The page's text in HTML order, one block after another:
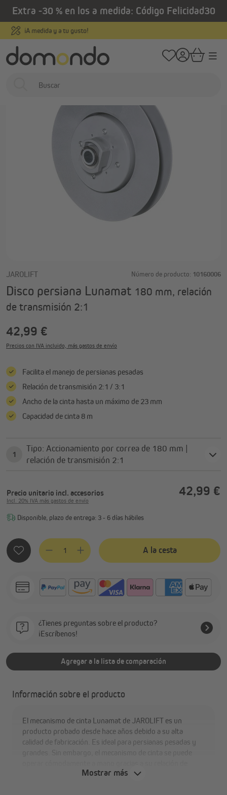
principal
Extra -30 % en los a medida: Código Felicidad30
Pago fácil y 100 % seguro
Home Estores exteriores / Persianas / Accesorios y piezas de repuesto
JAROLIFT Número de producto: 10160006
Disco persiana Lunamat 180 mm, relación
de transmisión 2:1
42,99 €
Precios con IVA incluido, más gastos de envío
Facilita el manejo de persianas pesadas
Relación de transmisión 2:1 / 3:1
Ancho de la cinta hasta un máximo de 23 mm
Capacidad de cinta 8 m
1
Tipo: Accionamiento por correa de 180 mm |
relación de transmisión 2:1
Precio unitario incl. accesorios 42,99 €
Incl. 20% IVA más gastos de envío
Disponible, plazo de entrega: 3 - 6 días hábiles
Cantidad del producto: introduce la cantidad deseada o
A la cesta
¿Tienes preguntas sobre el producto?
¡Escríbenos!
Agregar a la lista de comparación
Información sobre el producto
El mecanismo de cinta Lunamat de JAROLIFT es un
producto probado desde hace años debido a su alta
calidad de fabricación. Es ideal para persianas pesadas y
transmisión de 2:1 o 3:1. La instalación en la caja de la
Mostrar más